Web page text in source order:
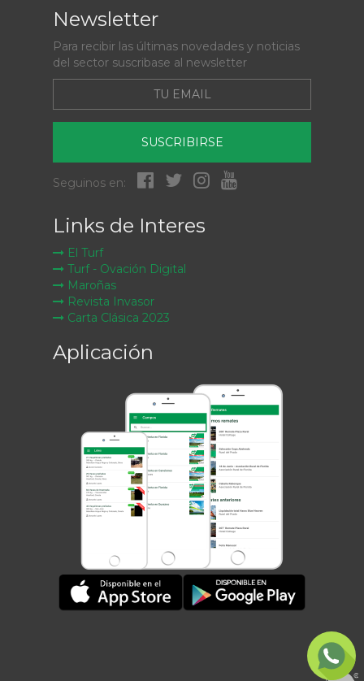
Newsletter
Para recibir las últimas novedades y noticias
del sector suscribase al newsletter
SUSCRIBIRSE
Seguinos en:
Links de Interes
El Turf
Turf - Ovación Digital
Maroñas
Revista Invasor
Carta Clásica 2023
Aplicación